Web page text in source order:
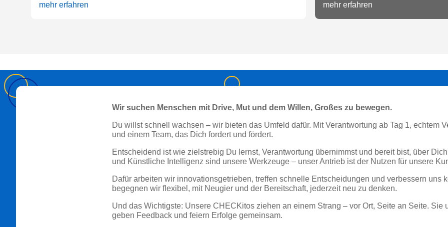
mehr erfahren mehr erfahren
Wir suchen Menschen mit Drive, Mut und dem Willen, Großes zu bewegen.
Du willst schnell wachsen – wir bieten das Umfeld dafür. Mit Verantwortung ab Tag 1, echtem
und einem Team, das Dich fordert und fördert.
Entscheidend ist wie zielstrebig Du lernst, Verantwortung übernimmst und bereit bist, über
und Künstliche Intelligenz sind unsere Werkzeuge – unser Antrieb ist der Nutzen für unsere
Dafür arbeiten wir innovationsgetrieben, treffen schnelle Entscheidungen und verbessern uns
begegnen wir flexibel, mit Neugier und der Bereitschaft, jederzeit neu zu denken.
Und das Wichtigste: Unsere CHECKitos ziehen an einem Strang – vor Ort, Seite an Seite. Sie
geben Feedback und feiern Erfolge gemeinsam.